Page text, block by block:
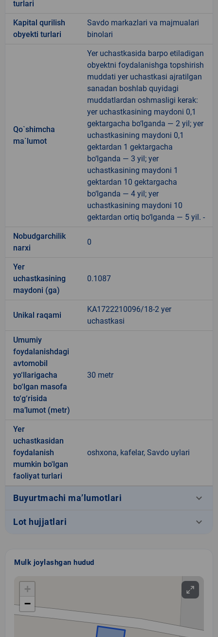
turlari
Kapital qurilish
obyekti turlari
Savdo markazlari va majmualari
binolari
Qo`shimcha
ma`lumot
Yer uchastkasida barpo etiladigan
obyektni foydalanishga topshirish
muddati yer uchastkasi ajratilgan
sanadan boshlab quyidagi
muddatlardan oshmasligi kerak:
yer uchastkasining maydoni 0,1
gektargacha bo‘lganda — 2 yil; yer
uchastkasining maydoni 0,1
gektardan 1 gektargacha
bo‘lganda — 3 yil; yer
uchastkasining maydoni 1
gektardan 10 gektargacha
bo‘lganda — 4 yil; yer
uchastkasining maydoni 10
gektardan ortiq bo‘lganda — 5 yil. -
Nobudgarchilik
narxi
0
Yer
uchastkasining
maydoni (ga)
0.1087
Unikal raqami
KA1722210096/18-2 yer
uchastkasi
Umumiy
foydalanishdagi
avtomobil
yo‘llarigacha
bo‘lgan masofa
to‘g‘risida
ma’lumot (metr)
30 metr
Yer
uchastkasidan
foydalanish
mumkin bo'lgan
faoliyat turlari
oshxona, kafelar, Savdo uylari
Buyurtmachi ma’lumotlari keyboard_arrow_down
Lot hujjatlari keyboard_arrow_down
Mulk joylashgan hudud
+
−